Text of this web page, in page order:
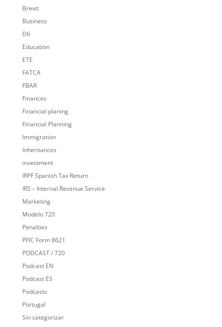
Brexit
Business
D6
Education
ETE
FATCA
FBAR
Finances
Financial planing
Financial Planning
Immigration
Inheritances
investment
IRPF Spanish Tax Return
IRS – Internal Revenue Service
Marketing
Modelo 720
Penalties
PFIC Form 8621
PODCAST / 720
Podcast EN
Podcast ES
Podcasts
Portugal
Sin categorizar